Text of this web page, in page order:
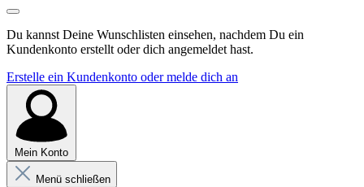
Du kannst Deine Wunschlisten einsehen, nachdem Du ein
Kundenkonto erstellt oder dich angemeldet hast.
Erstelle ein Kundenkonto oder melde dich an
Mein Konto
Menü schließen